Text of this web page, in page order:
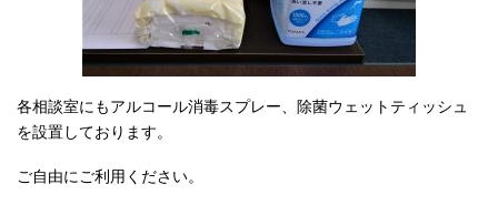
各相談室にもアルコール消毒スプレー、除菌ウェットティッシュ
を設置しております。
ご自由にご利用ください。